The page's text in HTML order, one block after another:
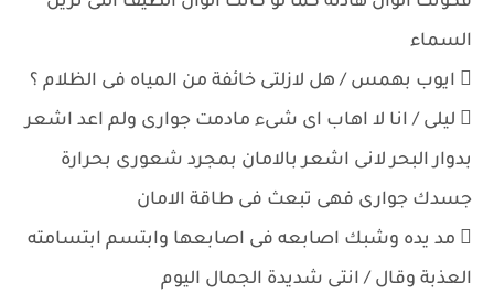
السماء
 ايوب بهمس / هل لازلتى خائفة من المياه فى الظلام ؟
 ليلى / انا لا اهاب اى شىء مادمت جوارى ولم اعد اشعر
بدوار البحر لانى اشعر بالامان بمجرد شعورى بحرارة
جسدك جوارى فهى تبعث فى طاقة الامان
 مد يده وشبك اصابعه فى اصابعها وابتسم ابتسامته
العذبة وقال / انتى شديدة الجمال اليوم